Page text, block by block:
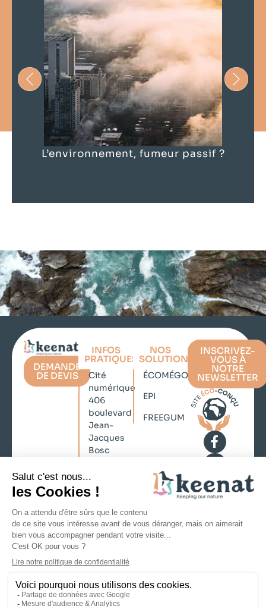
L’environnement, fumeur passif ?
DEMANDE
DE DEVIS
INFOS
PRATIQUES
Cité
numérique
406
boulevard
Jean-
Jacques
Bosc
contact@keenat.com
+33 (0)5
57 35 73
21
NOS
SOLUTIONS
ÉCOMÉGOT
EPI
FREEGUM
INSCRIVEZ-
VOUS À
NOTRE
NEWSLETTER
Website
Copyright © 2026 KEENAT, Tous droits
Politique de confidentialité
CGV